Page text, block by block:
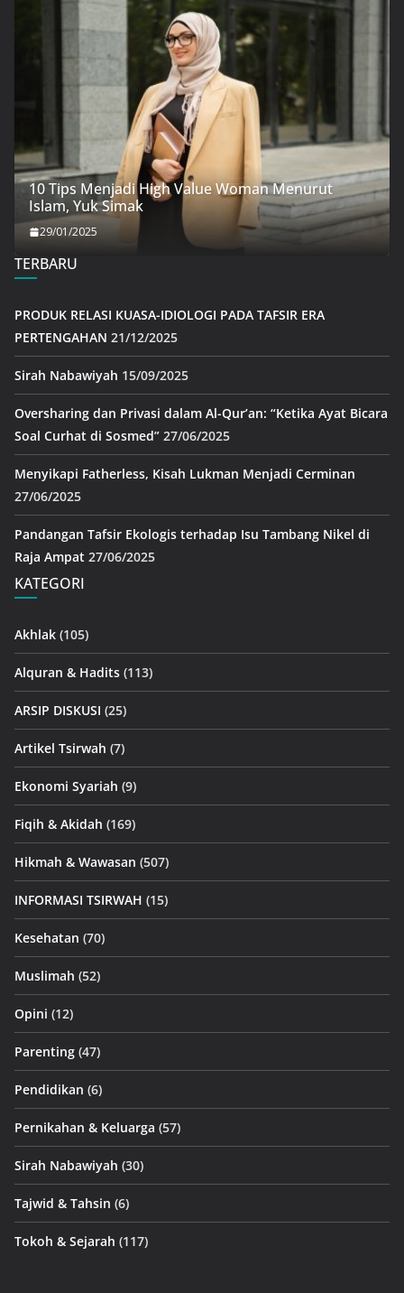
10 Tips Menjadi High Value Woman Menurut
Islam, Yuk Simak
29/01/2025
TERBARU
PRODUK RELASI KUASA-IDIOLOGI PADA TAFSIR ERA
PERTENGAHAN 21/12/2025
Sirah Nabawiyah 15/09/2025
Oversharing dan Privasi dalam Al-Qur’an: “Ketika Ayat Bicara
Soal Curhat di Sosmed” 27/06/2025
Menyikapi Fatherless, Kisah Lukman Menjadi Cerminan
27/06/2025
Pandangan Tafsir Ekologis terhadap Isu Tambang Nikel di
Raja Ampat 27/06/2025
KATEGORI
Akhlak (105)
Alquran & Hadits (113)
ARSIP DISKUSI (25)
Artikel Tsirwah (7)
Ekonomi Syariah (9)
Fiqih & Akidah (169)
Hikmah & Wawasan (507)
INFORMASI TSIRWAH (15)
Kesehatan (70)
Muslimah (52)
Opini (12)
Parenting (47)
Pendidikan (6)
Pernikahan & Keluarga (57)
Sirah Nabawiyah (30)
Tajwid & Tahsin (6)
Tokoh & Sejarah (117)